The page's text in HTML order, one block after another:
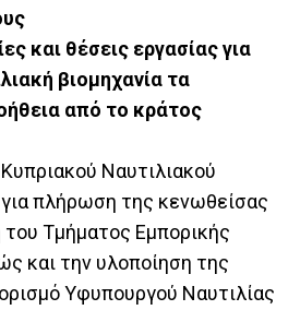
και θέσεις εργασίας για
βιομηχανία τα
από το κράτος
Ναυτιλιακού
πλήρωση της κενωθείσας
Τμήματος Εμπορικής
και την υλοποίηση της
Υφυπουργού Ναυτιλίας